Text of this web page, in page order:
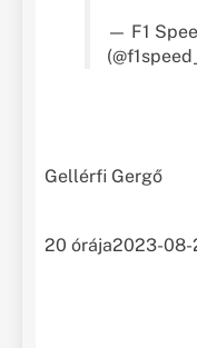
— F1
Gellérfi Gergő
20 órája2023-08-